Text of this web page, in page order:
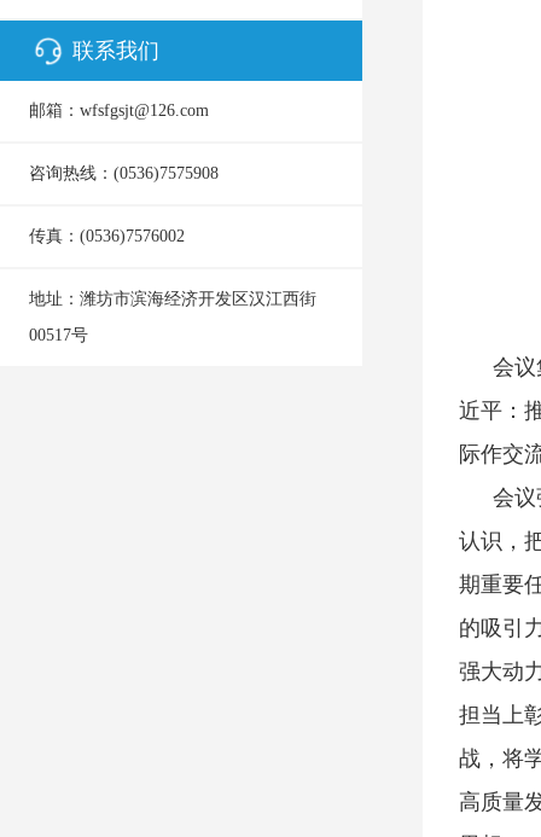
联系我们
邮箱：wfsfgsjt@126.com
咨询热线：(0536)7575908
传真：(0536)7576002
地址： 潍坊市滨海经济开发区汉江西街
00517号
会
近平：
际作交
会议
认识，
期重要
的吸引
强大动
担当上
战，将
高质量